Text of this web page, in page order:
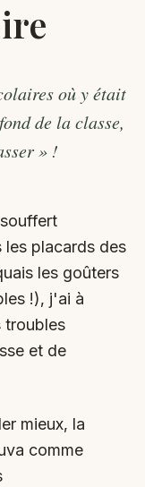
où y était
de la classe,
» !
placards des
les goûters
!), j'ai à
troubles
et de
mieux, la
comme